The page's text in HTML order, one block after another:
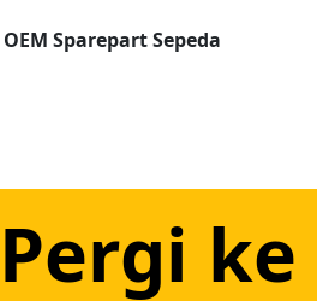
Sparepart Sepeda
Pergi